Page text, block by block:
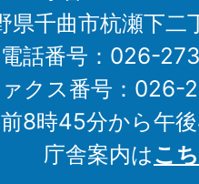
県千曲市杭瀬下二
電話番号：026-
クス番号：026-
8時45分から午
庁舎案内はこ